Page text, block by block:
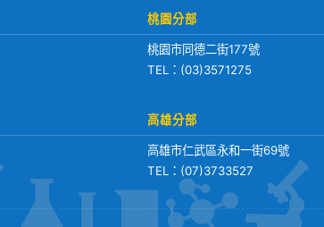
桃園分部
桃園市同德二街177號
TEL： (03)3571275
高雄分部
高雄市仁武區永和一街69號
TEL： (07)3733527